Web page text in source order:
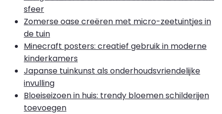
sfeer
Zomerse oase creëren met micro-zeetuintjes in
de tuin
Minecraft posters: creatief gebruik in moderne
kinderkamers
Japanse tuinkunst als onderhoudsvriendelijke
invulling
Bloeiseizoen in huis: trendy bloemen schilderijen
toevoegen